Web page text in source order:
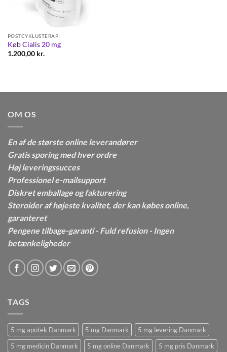
POSTCYKLUSTERAPI
Køb Cialis 20 mg
1.200,00 kr.
OM OS
En af de største online leverandører
Gratis sporing med hver ordre
Høj leveringssucces
Professionel e-mailsupport
Diskret emballage og fakturering
Steroider af højeste kvalitet, der kan købes online,
garanteret
Pengene tilbage-garanti - Fuld refusion - Ingen
betænkeligheder
TAGS
5 mg apotek Danmark 5 mg Danmark
5 mg levering Danmark
5 mg medicin Danmark
5 mg online Danmark
5 mg pris Danmark